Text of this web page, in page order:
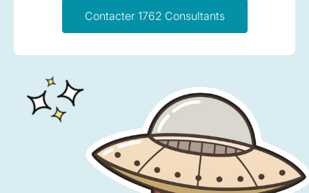
Contacter 1762 Consultants